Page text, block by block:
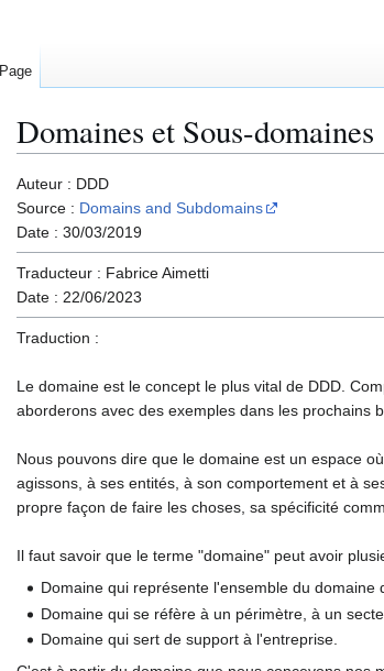
Domaines et Sous-domaines
Aller
à
la
navigation
Aller
à
la
recherche
Auteur : DDD
Source : Domains and Subdomains
Date : 30/03/2019
Traducteur : Fabrice Aimetti
Date : 22/06/2023
Traduction :
Le domaine est le concept le plus vital de DDD.
aborderons avec des exemples dans les prochains
Nous pouvons dire que le domaine est un espace
agissons, à ses entités, à son comportement et à
propre façon de faire les choses, sa spécificité
Il faut savoir que le terme "domaine" peut avoir
Domaine qui représente l'ensemble du domaine
Domaine qui se réfère à un périmètre, à un
Domaine qui sert de support à l'entreprise.
Page